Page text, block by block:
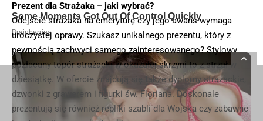
Prezent dla Strażaka – jaki wybrać?
Odejście strażaka na emeryturę czy jego awans wymaga
uroczystej oprawy. Szukasz unikalnego prezentu, który z
pewnością zachwyci samego zainteresowanego? Stylowy
pozłacanytopór strażackiw okazałej skrzyni to z strzał w
dziesiątkę. W ofercie znajdują się także dyplomy strażackie,
dzwonki z grawerem i figurki św. Floriana. Doskonale
prezentują się również repliki szabli dla Wojska czy zabawne